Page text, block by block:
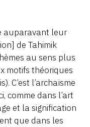
auparavant leur
de Tahimik
au sens plus
motifs théoriques
C’est l’archaïsme
comme dans l’art
et la signification
que dans les